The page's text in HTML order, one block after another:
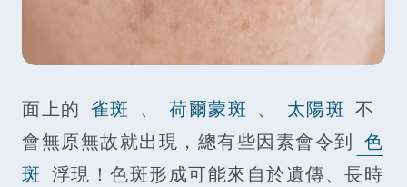
面上的 雀斑 、 荷爾蒙斑 、 太陽斑 不
會無原無故就出現，總有些因素會令到 色
斑 浮現！色斑形成可能來自於遺傳、長時